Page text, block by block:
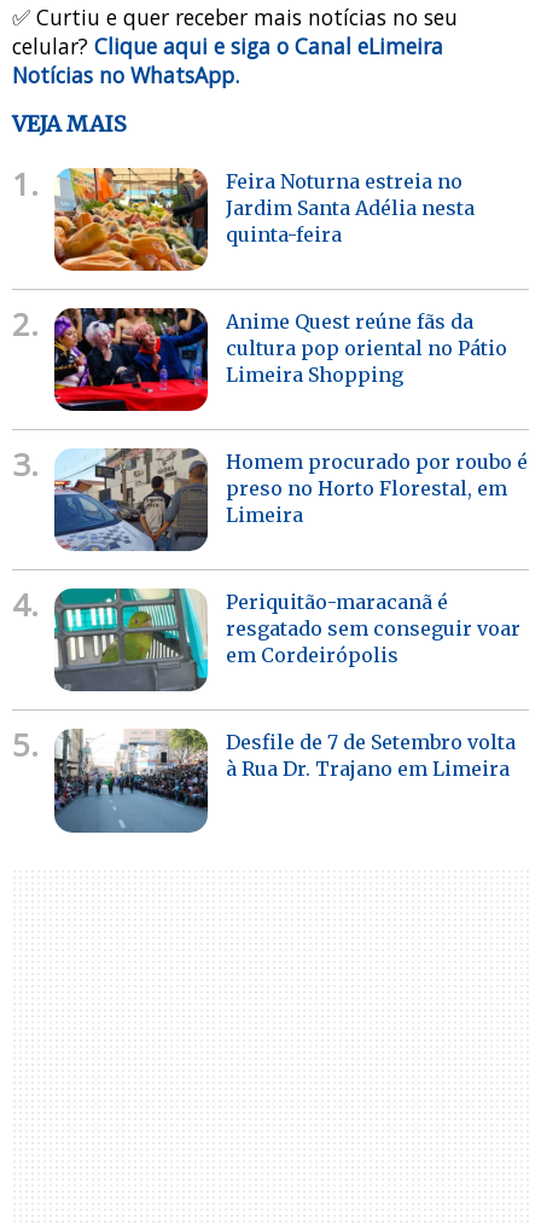
✅ Curtiu e quer receber mais notícias no seu
celular? Clique aqui e siga o Canal eLimeira
Notícias no WhatsApp.
VEJA MAIS
1.
Feira Noturna estreia no
Jardim Santa Adélia nesta
quinta-feira
2.
Anime Quest reúne fãs da
cultura pop oriental no Pátio
Limeira Shopping
3.
Homem procurado por roubo é
preso no Horto Florestal, em
Limeira
4.
Periquitão-maracanã é
resgatado sem conseguir voar
em Cordeirópolis
5.
Desfile de 7 de Setembro volta
à Rua Dr. Trajano em Limeira